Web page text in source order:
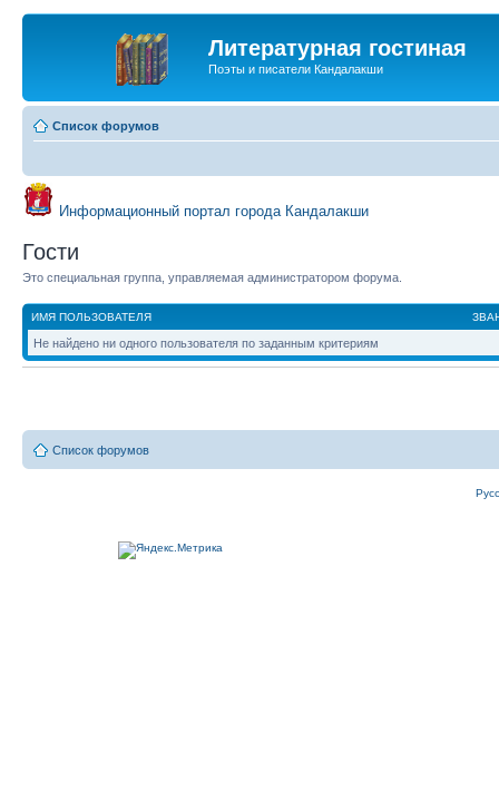
Литературная гостиная
Поэты и писатели Кандалакши
Список форумов
Информационный портал города Кандалакши
Гости
Это специальная группа, управляемая администратором форума.
ИМЯ ПОЛЬЗОВАТЕЛЯ
Не найдено ни одного пользователя по заданным критериям
Список форумов